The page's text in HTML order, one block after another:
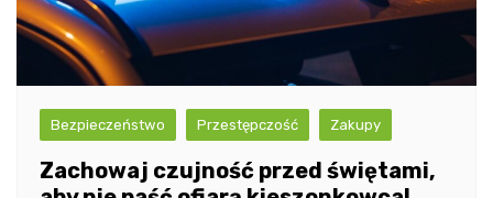
Bezpieczeństwo Przestępczość Zakupy
Zachowaj czujność przed świętami,